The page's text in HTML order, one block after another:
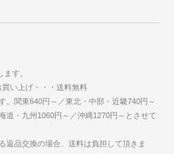
す。
買い上げ・・・送料無料
。関東640円～／東北・中部・近畿740円～
道・九州1060円～／沖縄1270円～とさせて
返品交換の場合、送料は負担して頂きま